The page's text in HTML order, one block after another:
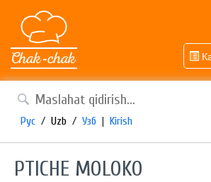
Рус / Uzb / Узб | Kirish
PTICHE MOLOKO